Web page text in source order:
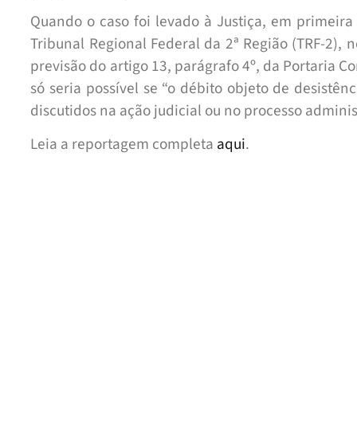
Quando o caso foi levado à Justiça, em
Tribunal Regional Federal da 2ª Região (TRF-2),
previsão do artigo 13, parágrafo 4º, da Portaria
só seria possível se “o débito objeto de
discutidos na ação judicial ou no processo
Leia a reportagem completa aqui.